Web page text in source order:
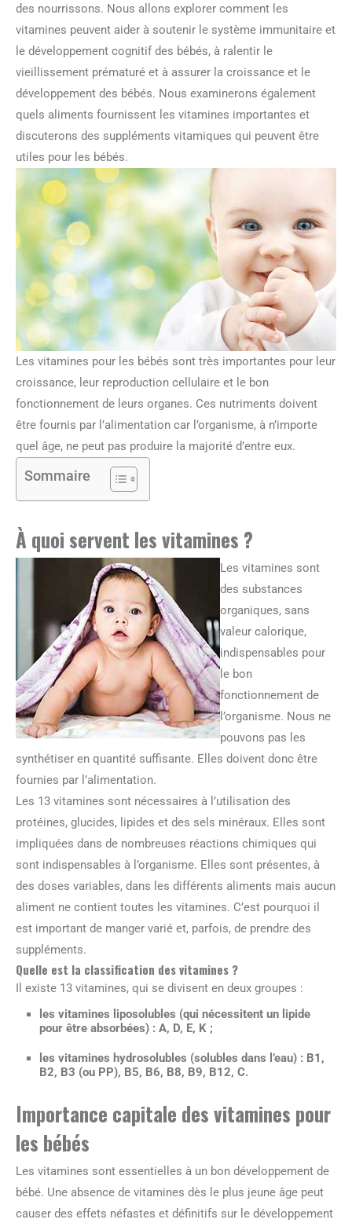
des nourrissons. Nous allons explorer comment les
vitamines peuvent aider à soutenir le système immunitaire et
le développement cognitif des bébés, à ralentir le
vieillissement prématuré et à assurer la croissance et le
développement des bébés. Nous examinerons également
quels aliments fournissent les vitamines importantes et
discuterons des suppléments vitamiques qui peuvent être
utiles pour les bébés.
Les vitamines pour les bébés sont très importantes pour leur
croissance, leur reproduction cellulaire et le bon
fonctionnement de leurs organes. Ces nutriments doivent
être fournis par l’alimentation car l’organisme, à n’importe
quel âge, ne peut pas produire la majorité d’entre eux.
Sommaire
À quoi servent les vitamines ?
Les vitamines sont
des substances
organiques, sans
valeur calorique,
indispensables pour
le bon
fonctionnement de
l’organisme. Nous ne
pouvons pas les
synthétiser en quantité suffisante. Elles doivent donc être
fournies par l’alimentation.
Les 13 vitamines sont nécessaires à l’utilisation des
protéines, glucides, lipides et des sels minéraux. Elles sont
impliquées dans de nombreuses réactions chimiques qui
sont indispensables à l’organisme. Elles sont présentes, à
des doses variables, dans les différents aliments mais aucun
aliment ne contient toutes les vitamines. C’est pourquoi il
est important de manger varié et, parfois, de prendre des
suppléments.
Quelle est la classification des vitamines ?
Il existe 13 vitamines, qui se divisent en deux groupes :
les vitamines liposolubles (qui nécessitent un lipide
pour être absorbées) : A, D, E, K ;
les vitamines hydrosolubles (solubles dans l’eau) : B1,
B2, B3 (ou PP), B5, B6, B8, B9, B12, C.
Importance capitale des vitamines pour
les bébés
Les vitamines sont essentielles à un bon développement de
bébé. Une absence de vitamines dès le plus jeune âge peut
causer des effets néfastes et définitifs sur le développement